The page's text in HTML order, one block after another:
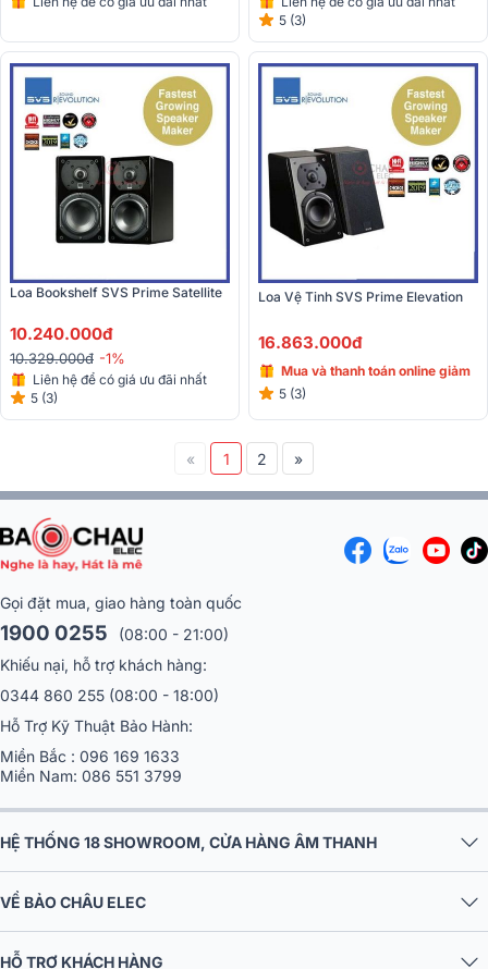
5 (3)
Loa Bookshelf SVS Prime Satellite
10.240.000đ
10.329.000đ -1%
Liên hệ để có giá ưu đãi nhất
5 (3)
Loa Vệ Tinh SVS Prime Elevation
16.863.000đ
Mua và thanh toán online giảm
đến 15%
5 (3)
« 1 2 »
Gọi đặt mua, giao hàng toàn quốc
1900 0255
(08:00 - 21:00)
Khiếu nại, hỗ trợ khách hàng:
0344 860 255 (08:00 - 18:00)
Hỗ Trợ Kỹ Thuật Bảo Hành:
Miền Bắc : 096 169 1633
Miền Nam: 086 551 3799
HỆ THỐNG 18 SHOWROOM, CỬA HÀNG ÂM THANH
VỀ BẢO CHÂU ELEC
HỖ TRỢ KHÁCH HÀNG